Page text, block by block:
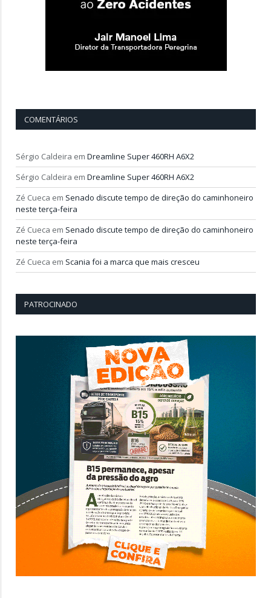
COMENTÁRIOS
Sérgio Caldeira em Dreamline Super 460RH A6X2
Sérgio Caldeira em Dreamline Super 460RH A6X2
Zé Cueca em Senado discute tempo de direção do caminhoneiro
neste terça-feira
Zé Cueca em Senado discute tempo de direção do caminhoneiro
neste terça-feira
Zé Cueca em Scania foi a marca que mais cresceu
PATROCINADO